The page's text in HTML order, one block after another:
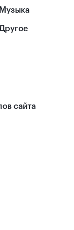
Музыка
сайта